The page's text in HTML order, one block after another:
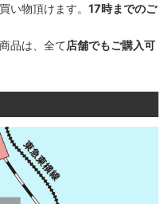
い物頂けます。 17時までのご
品は、全て店舗でもご購入可